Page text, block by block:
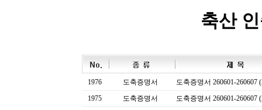
축산
1976 도축증명서
도축증명서 260601-260607
1975
도축증명서
도축증명서 260601-260607